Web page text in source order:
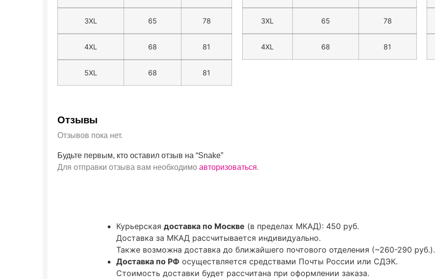
3XL 65 78
4XL 68 81
5XL 68 81
3XL 65 78
4XL 68 81
Отзывы
Отзывов пока нет.
Будьте первым, кто оставил отзыв на “Snake”
Для отправки отзыва вам необходимо авторизоваться.
Курьерская доставка по Москве (в пределах МКАД): 450 руб.
Доставка за МКАД рассчитывается индивидуально.
Также возможна доставка до ближайшего почтового отделения (~260-290 руб.).
Доставка по РФ осуществляется средствами Почты России или СДЭК.
Стоимость доставки будет рассчитана при оформлении заказа.